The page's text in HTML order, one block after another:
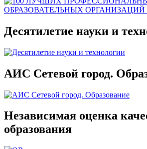
Десятилетие науки и
АИС Сетевой город.
Независимая оценка
образования